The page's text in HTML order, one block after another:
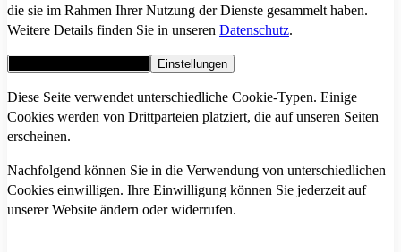
die sie im Rahmen Ihrer Nutzung der Dienste gesammelt haben.
Weitere Details finden Sie in unseren Datenschutz.
Einstellungen
Diese Seite verwendet unterschiedliche Cookie-Typen. Einige
Cookies werden von Drittparteien platziert, die auf unseren Seiten
erscheinen.
Nachfolgend können Sie in die Verwendung von unterschiedlichen
Cookies einwilligen. Ihre Einwilligung können Sie jederzeit auf
unserer Website ändern oder widerrufen.